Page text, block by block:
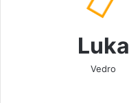
Luka
Vedro